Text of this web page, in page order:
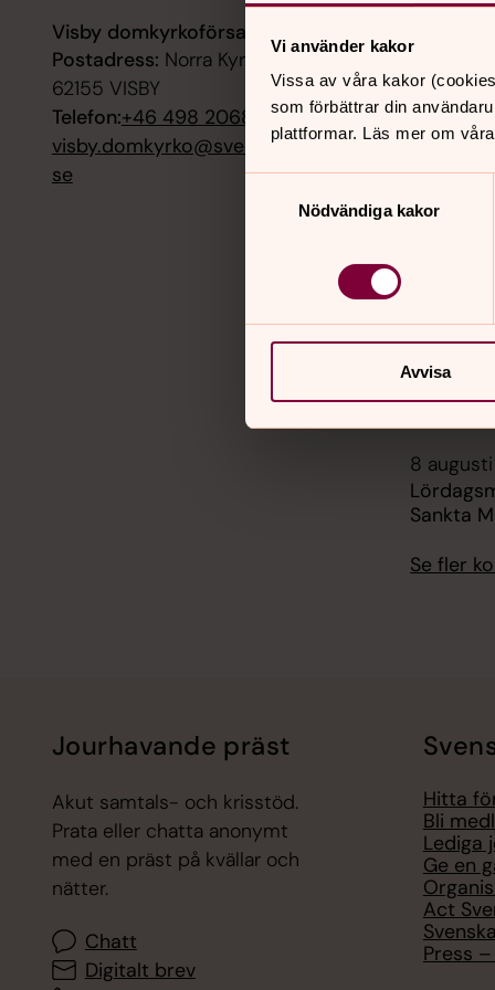
Vi använder kakor
Vissa av våra kakor
som förbättrar din
plattformar. Läs mer om
Nödvändiga kakor
Avvisa
Visby domkyrkoförsamling
Postadress: Norra Kyrkogatan 4,
62155 VISBY
Telefon:+46 498 206800
visby.domkyrko@svenskakyrkan.
se
Konsert
Maria
Konrad -
8 augusti
Sankta
Se fler
Jourhavande präst
Akut samtals- och krisstöd.
Prata eller chatta anonymt
med en präst på kvällar och
nätter.
Chatt
Digitalt brev
Hitta
Bli
Lediga
Ge en
Act
Press